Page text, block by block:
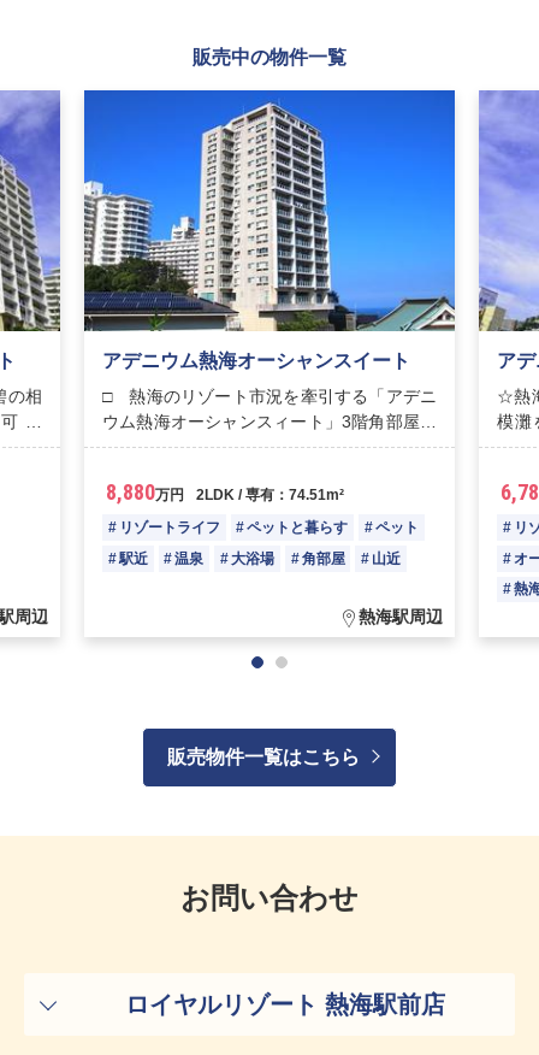
販売中の物件一覧
の相
可 ☆
周辺
アデニウム熱海オーシャンスイート
□ 熱海のリゾート市況を牽引する「アデニ
ウム熱海オーシャンスィート」3階角部屋
□ バルコニーから紺碧の相模湾一望。
8,880万円
2LDK / 専有：74.51m²
リゾートライフ
ペットと暮らす
ペット
駅近
温泉 大浴場 角部屋 山近
熱海駅周辺
ア
☆熱
模灘
温泉
リ
オ
熱
販売物件一覧はこちら
お問い合わせ
ロイヤルリゾート 熱海駅前店